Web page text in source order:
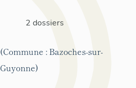
2 dossiers
(Commune : Bazoches-sur-
Guyonne)